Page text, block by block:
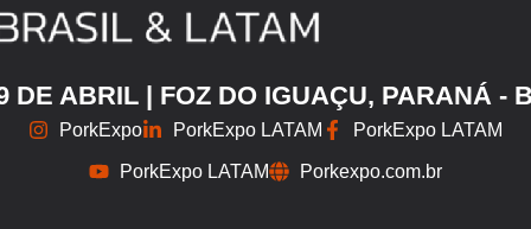
DE ABRIL | FOZ DO IGUAÇU, PARANÁ -
PorkExpo PorkExpo LATAM PorkExpo LATAM
PorkExpo LATAM Porkexpo.com.br